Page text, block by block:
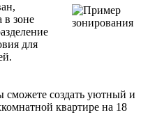
в зоне
для
создать уютный и
квартире на 18